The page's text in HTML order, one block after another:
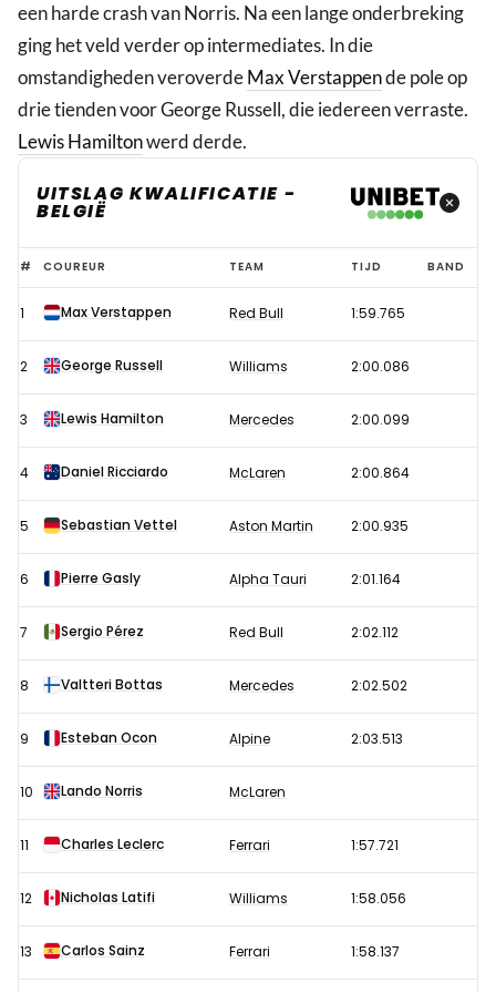
een harde crash van Norris. Na een lange onderbreking
ging het veld verder op intermediates. In die
omstandigheden veroverdeMax Verstappende pole op
drie tienden voor George Russell, die iedereen verraste.
Lewis Hamiltonwerd derde.
UITSLAG KWALIFICATIE -
BELGIË
Uitslag
kwalificatie
Formule
1
België
2021
# COUREUR TEAM TIJD BAND
1 Max Verstappen Red Bull 1:59.765
2 George Russell Williams 2:00.086
3 Lewis Hamilton Mercedes 2:00.099
4 Daniel Ricciardo McLaren 2:00.864
5 Sebastian Vettel Aston Martin 2:00.935
6 Pierre Gasly Alpha Tauri 2:01.164
7 Sergio Pérez Red Bull 2:02.112
8 Valtteri Bottas Mercedes 2:02.502
9 Esteban Ocon Alpine 2:03.513
10 Lando Norris McLaren
11 Charles Leclerc Ferrari 1:57.721
12 Nicholas Latifi Williams 1:58.056
13 Carlos Sainz Ferrari 1:58.137